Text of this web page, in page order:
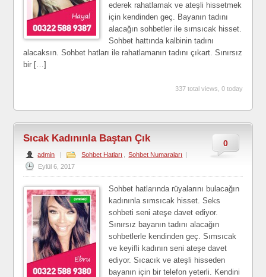
ederek rahatlamak ve ateşli hissetmek
için kendinden geç. Bayanın tadını
alacağın sohbetler ile sımsıcak hisset.
Sohbet hattında kalbinin tadını
alacaksın. Sohbet hatları ile rahatlamanın tadını çıkart. Sınırsız
bir […]
337 total views, 0 today
0
Sıcak Kadınınla Baştan Çık
admin | Sohbet Hatları Sohbet Numaraları |
Eylül 6, 2017
Sohbet hatlarında rüyalarını bulacağın
kadınınla sımsıcak hisset. Seks
sohbeti seni ateşe davet ediyor.
Sınırsız bayanın tadını alacağın
sohbetlerle kendinden geç. Sımsıcak
ve keyifli kadının seni ateşe davet
ediyor. Sıcacık ve ateşli hisseden
bayanın için bir telefon yeterli. Kendini